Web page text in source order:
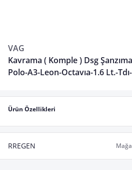
VAG
Kavrama ( Komple ) Dsg
Polo-A3-Leon-Octavıa-1.6 Lt.-
Ürün Özellikleri
RREGEN